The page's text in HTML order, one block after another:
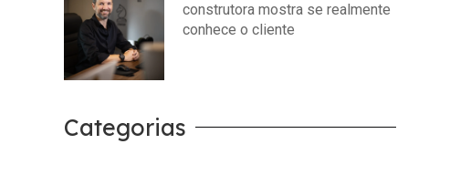
construtora mostra se realmente
conhece o cliente
Categorias